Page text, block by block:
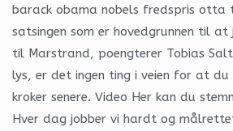
barack obama nobels fredspris otta
satsingen som er hovedgrunnen til
til Marstrand, poengterer Tobias
lys, er det ingen ting i veien for at
kroker senere. Video Her kan du
Hver dag jobber vi hardt og